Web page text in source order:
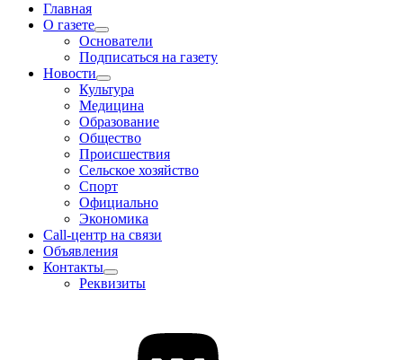
Главная
О газете
Основатели
Подписаться на газету
Новости
Культура
Медицина
Образование
Общество
Происшествия
Сельское хозяйство
Спорт
Официально
Экономика
Call-центр на связи
Объявления
Контакты
Реквизиты